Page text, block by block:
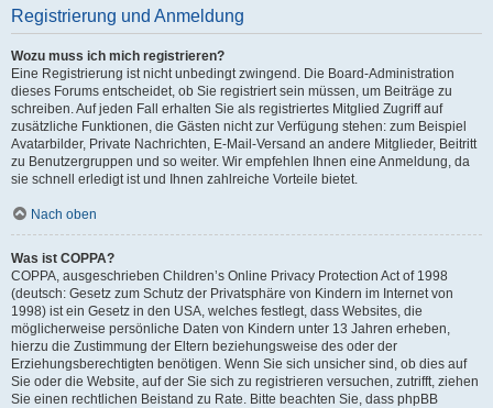
Registrierung und Anmeldung
Wozu muss ich mich registrieren?
Eine Registrierung ist nicht unbedingt zwingend. Die Board-Administration
dieses Forums entscheidet, ob Sie registriert sein müssen, um Beiträge zu
schreiben. Auf jeden Fall erhalten Sie als registriertes Mitglied Zugriff auf
zusätzliche Funktionen, die Gästen nicht zur Verfügung stehen: zum Beispiel
Avatarbilder, Private Nachrichten, E-Mail-Versand an andere Mitglieder, Beitritt
zu Benutzergruppen und so weiter. Wir empfehlen Ihnen eine Anmeldung, da
sie schnell erledigt ist und Ihnen zahlreiche Vorteile bietet.
Nach oben
Was ist COPPA?
COPPA, ausgeschrieben Children’s Online Privacy Protection Act of 1998
(deutsch: Gesetz zum Schutz der Privatsphäre von Kindern im Internet von
1998) ist ein Gesetz in den USA, welches festlegt, dass Websites, die
möglicherweise persönliche Daten von Kindern unter 13 Jahren erheben,
hierzu die Zustimmung der Eltern beziehungsweise des oder der
Erziehungsberechtigten benötigen. Wenn Sie sich unsicher sind, ob dies auf
Sie oder die Website, auf der Sie sich zu registrieren versuchen, zutrifft, ziehen
Sie einen rechtlichen Beistand zu Rate. Bitte beachten Sie, dass phpBB